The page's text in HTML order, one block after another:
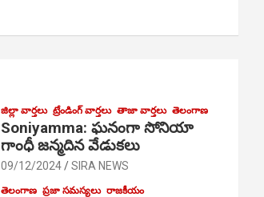
జిల్లా వార్తలు ట్రేండింగ్ వార్తలు తాజా వార్తలు తెలంగాణ
Soniyamma: ఘ‌నంగా సోనియా
గాంధీ జ‌న్మ‌దిన వేడుక‌లు
09/12/2024 SIRA NEWS
తెలంగాణ ప్రజా సమస్యలు రాజకీయం